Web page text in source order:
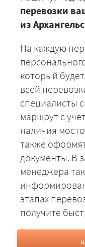
перевозки
из
На каждую
который
всей
специалисты
маршрут с
наличия
также
документы. В
менеджера
этапах
получите